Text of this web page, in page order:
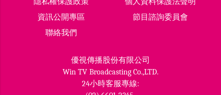
資訊公開專區
節目諮詢委員會
聯絡我們
優視傳播股份有限公司
Win TV Broadcasting Co.,LTD.
24小時客服專線: